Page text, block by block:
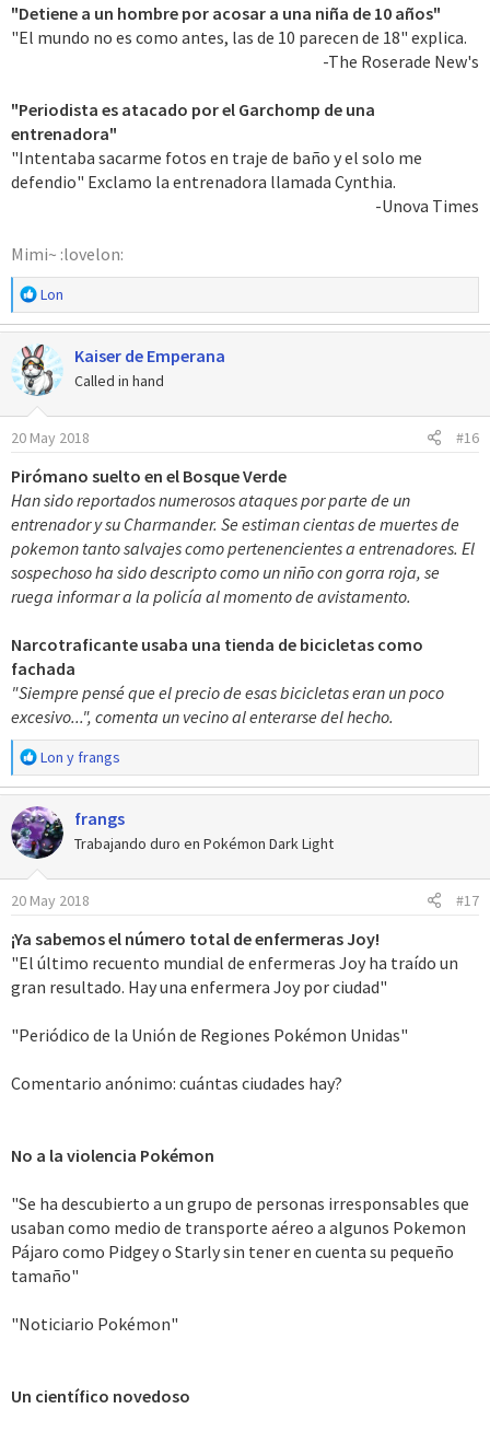
s
:
"Detiene a un hombre por acosar a una niña de 10 años"
"El mundo no es como antes, las de 10 parecen de 18" explica.
-The Roserade New's​
"Periodista es atacado por el Garchomp de una
entrenadora"
"Intentaba sacarme fotos en traje de baño y el solo me
defendio" Exclamo la entrenadora llamada Cynthia.
-Unova Times​
Mimi~ :lovelon:
R
e
a
c
c
i
o
n
s
:
Lon
Kaiser de Emperana
Called in hand
20 May 2018 #16
Pirómano suelto en el Bosque Verde
Han sido reportados numerosos ataques por parte de un
entrenador y su Charmander. Se estiman cientas de muertes de
pokemon tanto salvajes como pertenencientes a entrenadores. El
sospechoso ha sido descripto como un niño con gorra roja, se
ruega informar a la policía al momento de avistamento.
Narcotraficante usaba una tienda de bicicletas como
fachada
"Siempre pensé que el precio de esas bicicletas eran un poco
excesivo...", comenta un vecino al enterarse del hecho.
R
e
a
c
c
i
o
n
s
:
Lon y frangs
frangs
Trabajando duro en Pokémon Dark Light
20 May 2018 #17
¡Ya sabemos el número total de enfermeras Joy!
"El último recuento mundial de enfermeras Joy ha traído un
gran resultado. Hay una enfermera Joy por ciudad"
"Periódico de la Unión de Regiones Pokémon Unidas"
Comentario anónimo: cuántas ciudades hay?
No a la violencia Pokémon
"Se ha descubierto a un grupo de personas irresponsables que
usaban como medio de transporte aéreo a algunos Pokemon
Pájaro como Pidgey o Starly sin tener en cuenta su pequeño
tamaño"
"Noticiario Pokémon"
Un científico novedoso